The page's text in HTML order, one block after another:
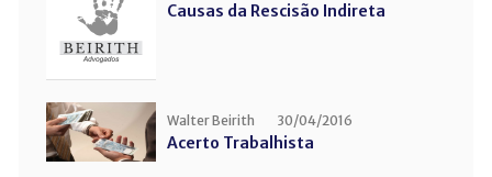
Causas da Rescisão Indireta
Walter Beirith 30/04/2016
Acerto Trabalhista